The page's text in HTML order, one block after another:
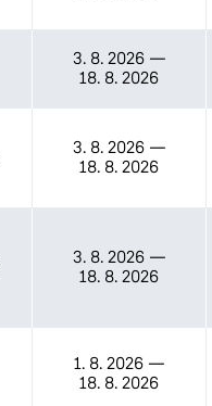
3. 8. 2026—
18. 8. 2026
3. 8. 2026—
18. 8. 2026
3. 8. 2026—
18. 8. 2026
1. 8. 2026—
18. 8. 2026